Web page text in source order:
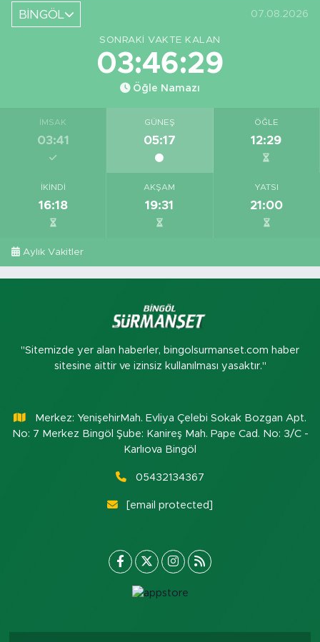
BİNGÖL 07.08.2026
SONRAKI VAKTE KALAN
03:46:28
Öğle Namazı
İMSAK
03:41
GÜNEŞ
05:17
ÖĞLE
12:29
İKINDI
16:18
AKŞAM
19:31
YATSI
21:00
Aylık Vakitler
"Sitemizde yer alan haberler, bingolsurmanset.com haber
sitesine aittir ve izinsiz kullanılması yasaktır."
Merkez: YenişehirMah. Evliya Çelebi Sokak Bozgan Apt.
No: 7 Merkez Bingöl Şube: Kanireş Mah. Pape Cad. No: 3/C -
Karlıova Bingöl
05432134367
[email protected]